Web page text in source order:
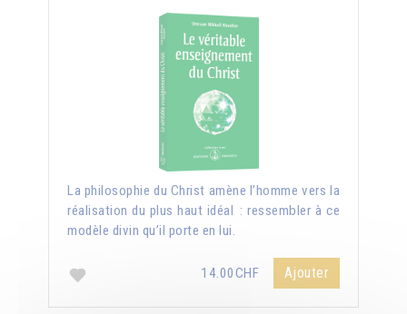
La philosophie du Christ amène l’homme vers la
réalisation du plus haut idéal : ressembler à ce
modèle divin qu’il porte en lui.
14.00CHF Ajouter